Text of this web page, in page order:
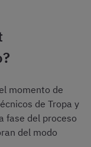
momento de
de Tropa y
fase del proceso
del modo